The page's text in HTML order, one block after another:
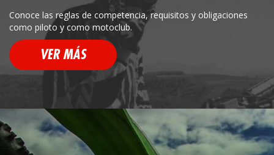
Conoce las reglas de competencia, requisitos y obligaciones
como piloto y como motoclub.
VER MÁS